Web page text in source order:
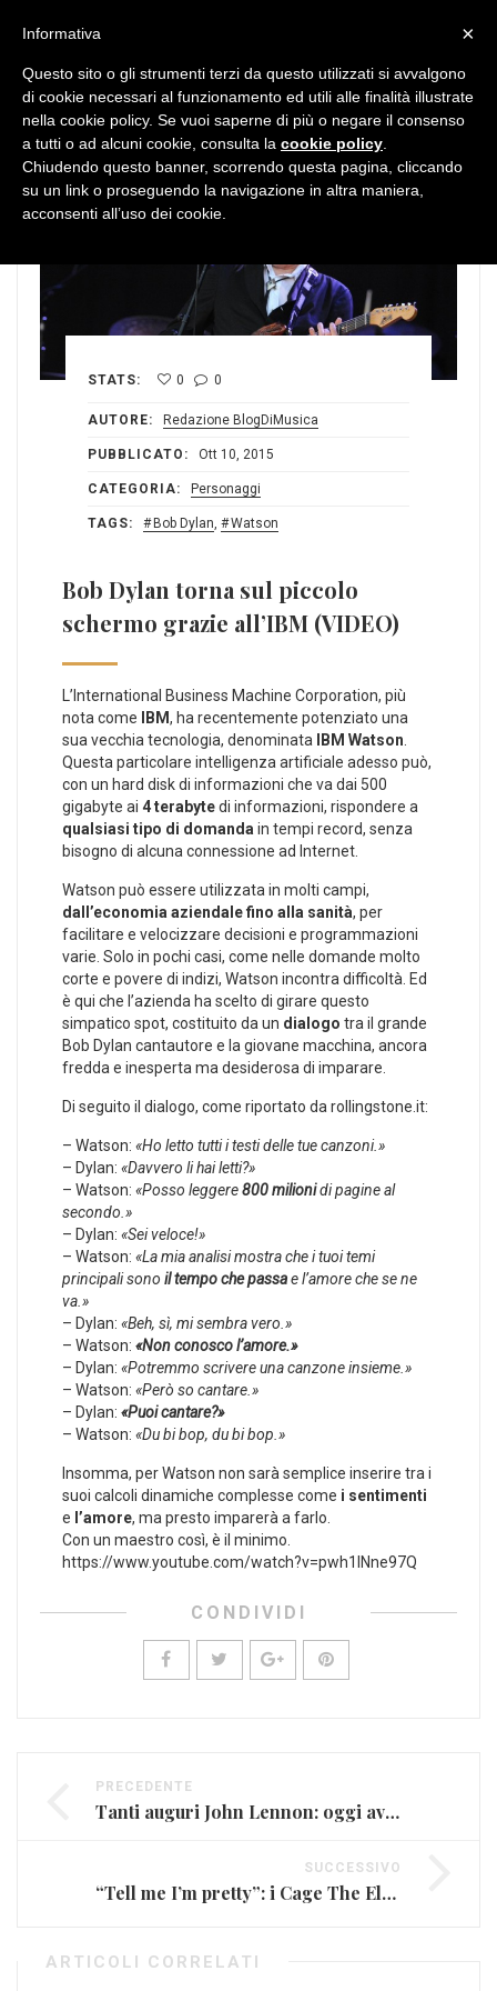
STATS: 0 0
AUTORE: Redazione BlogDiMusica
PUBBLICATO: Ott 10, 2015
CATEGORIA: Personaggi
TAGS: Bob Dylan Watson
Bob Dylan torna sul piccolo
schermo grazie all’IBM (VIDEO)
L’International Business Machine Corporation, più
nota come IBM, ha recentemente potenziato una
sua vecchia tecnologia, denominata IBM Watson
Questa particolare intelligenza artificiale adesso può,
con un hard disk di informazioni che va dai 500
gigabyte ai 4 terabytedi informazioni, rispondere a
qualsiasi tipo di domanda in tempi record, senza
bisogno di alcuna connessione ad Internet.
Watson può essere utilizzata in molti campi,
dall’economia aziendale fino alla sanità, per
facilitare e velocizzare decisioni e programmazioni
varie. Solo in pochi casi, come nelle domande molto
corte e povere di indizi, Watson incontra difficoltà. Ed
è qui che l’azienda ha scelto di girare questo
simpatico spot, costituito da un dialogo tra il grande
Bob Dylan cantautore e la giovane macchina, ancora
fredda e inesperta ma desiderosa di imparare.
Di seguito il dialogo, come riportato da rollingstone.it:
– Watson: «Ho letto tutti i testi delle tue canzoni.»
– Dylan: «Davvero li hai letti?»
– Watson: «Posso leggere800 milionidi pagine al
secondo.»
– Dylan: «Sei veloce!»
– Watson: «La mia analisi mostra che i tuoi temi
principali sono il tempo che passae l’amore che se ne
va.»
– Dylan: «Beh, sì, mi sembra vero.»
– Watson: «Non conosco l’amore.»
– Dylan: «Potremmo scrivere una canzone insieme.»
– Watson: «Però so cantare.»
– Dylan: «Puoi cantare?»
– Watson: «Du bi bop, du bi bop.»
Insomma, per Watson non sarà semplice inserire tra i
suoi calcoli dinamiche complesse come i sentimenti
e l’amore, ma presto imparerà a farlo.
Con un maestro così, è il minimo.
https://www.youtube.com/watch?v=pwh1INne97Q
CONDIVIDI
PRECEDENTE
Tanti auguri John Lennon: oggi avrebbe 75 anni (FOTO E VIDEO)
SUCCESSIVO
“Tell me I’m pretty”: i Cage The Elephant tornano nei negozi (FOTO E VIDEO)
ARTICOLI CORRELATI
×
Informativa
Questo sito o gli strumenti terzi da questo utilizzati si avvalgono
di cookie necessari al funzionamento ed utili alle finalità illustrate
nella cookie policy. Se vuoi saperne di più o negare il consenso
a tutti o ad alcuni cookie, consulta la cookie policy
Chiudendo questo banner, scorrendo questa pagina, cliccando
su un link o proseguendo la navigazione in altra maniera,
acconsenti all’uso dei cookie.